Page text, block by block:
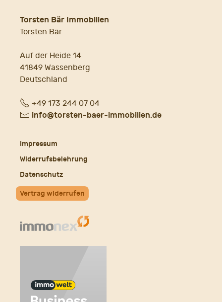
Torsten Bär Immobilien
Torsten Bär
Auf der Heide 14
41849 Wassenberg
Deutschland
Fon+49 173 244 07 04
E- info@torsten-baer-immobilien.de
Impressum
Widerrufsbelehrung
Datenschutz
Vertrag widerrufen